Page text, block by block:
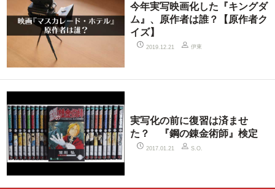
今年実写映画化した『キングダ
ム』、原作者は誰？【原作者ク
イズ】
2019.12.21 伊東
実写化の前に復習は済ませ
た？ 『鋼の錬金術師』検定
2017.01.21 S.O.